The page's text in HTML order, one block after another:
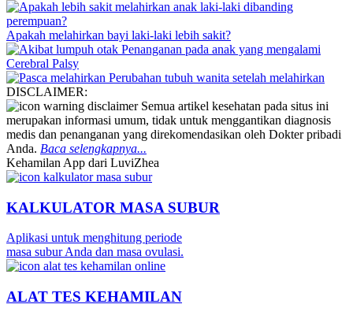
Apakah melahirkan bayi laki-laki lebih sakit?
Penanganan pada anak yang mengalami
Cerebral Palsy
Perubahan tubuh wanita setelah melahirkan
DISCLAIMER:
Semua artikel kesehatan pada situs ini
merupakan informasi umum, tidak untuk menggantikan diagnosis
medis dan penanganan yang direkomendasikan oleh Dokter pribadi
Anda. Baca selengkapnya...
Kehamilan App dari LuviZhea
KALKULATOR MASA SUBUR
Aplikasi untuk menghitung periode
masa subur Anda dan masa ovulasi.
ALAT TES KEHAMILAN